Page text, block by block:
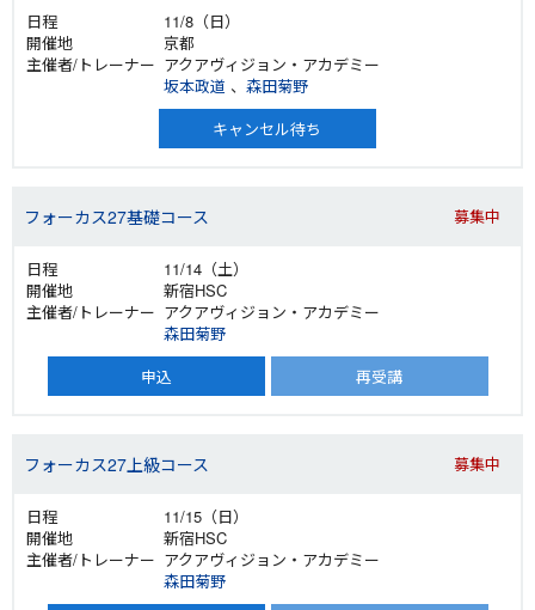
11/8（日）
京都
アクアヴィジョン・アカデミー
坂本政道 、 森田菊野
キャンセル待ち
フォーカス27基礎コース 募集中
11/14（土）
新宿HSC
アクアヴィジョン・アカデミー
森田菊野
申込
再受講
フォーカス27上級コース 募集中
11/15（日）
新宿HSC
アクアヴィジョン・アカデミー
森田菊野